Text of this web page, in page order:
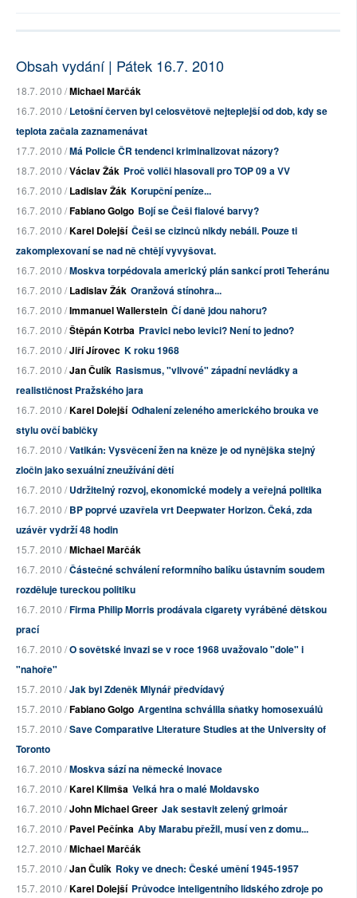
Obsah vydání | Pátek 16.7. 2010
18.7. 2010 /Michael Marčák
16.7. 2010 /Letošní červen byl celosvětově nejteplejší od dob, kdy se
teplota začala zaznamenávat
17.7. 2010 /Má Policie ČR tendenci kriminalizovat názory?
18.7. 2010 /Václav Žák Proč voliči hlasovali pro TOP 09 a VV
16.7. 2010 /Ladislav Žák Korupční peníze...
16.7. 2010 /Fabiano Golgo Bojí se Češi fialové barvy?
16.7. 2010 /Karel Dolejší Češi se cizinců nikdy nebáli. Pouze ti
zakomplexovaní se nad ně chtějí vyvyšovat.
16.7. 2010 /Moskva torpédovala americký plán sankcí proti Teheránu
16.7. 2010 /Ladislav Žák Oranžová stínohra...
16.7. 2010 /Immanuel Wallerstein Čí daně jdou nahoru?
16.7. 2010 /Štěpán Kotrba Pravici nebo levici? Není to jedno?
16.7. 2010 /Jiří Jírovec K roku 1968
16.7. 2010 /Jan Čulík Rasismus, "vlivové" západní nevládky a
realističnost Pražského jara
16.7. 2010 /Karel Dolejší Odhalení zeleného amerického brouka ve
stylu ovčí babičky
16.7. 2010 /Vatikán: Vysvěcení žen na kněze je od nynějška stejný
zločin jako sexuální zneužívání dětí
16.7. 2010 /Udržitelný rozvoj, ekonomické modely a veřejná politika
16.7. 2010 /BP poprvé uzavřela vrt Deepwater Horizon. Čeká, zda
uzávěr vydrží 48 hodin
15.7. 2010 /Michael Marčák
16.7. 2010 /Částečné schválení reformního balíku ústavním soudem
rozděluje tureckou politiku
16.7. 2010 /Firma Philip Morris prodávala cigarety vyráběné dětskou
prací
16.7. 2010 /O sovětské invazi se v roce 1968 uvažovalo "dole" i
"nahoře"
15.7. 2010 /Jak byl Zdeněk Mlynář předvídavý
15.7. 2010 /Fabiano Golgo Argentina schválila sňatky homosexuálů
15.7. 2010 /Save Comparative Literature Studies at the University of
Toronto
16.7. 2010 /Moskva sází na německé inovace
16.7. 2010 /Karel Klimša Velká hra o malé Moldavsko
16.7. 2010 /John Michael Greer Jak sestavit zelený grimoár
16.7. 2010 /Pavel Pečínka Aby Marabu přežil, musí ven z domu...
12.7. 2010 /Michael Marčák
15.7. 2010 /Jan Čulík Roky ve dnech: České umění 1945-1957
15.7. 2010 /Karel Dolejší Průvodce inteligentního lidského zdroje po